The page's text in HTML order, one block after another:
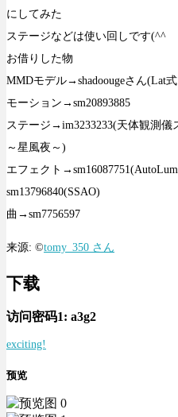
にしてみた
ステージなどは使い回しです(^^ゞ
お借りした物
MMDモデル→shadoougeさん(Lat
モーション→sm20893885
ステージ→im3233233(天体観測儀
～星風夜～)
エフェクト
sm13796840(SSAO)
曲→sm7756597
来源: ©tomy_350 さん
下载
访问密码1: a3g2
exciting!
预览